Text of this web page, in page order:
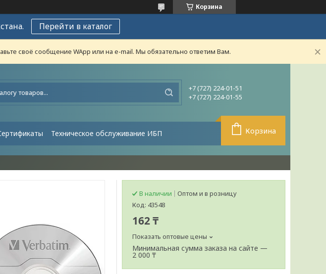
Корзина
Перейти в каталог
своё сообщение WApp или на e-mail. Мы обязательно ответим Вам.
+7 (727) 224-01-51
+7 (727) 224-01-55
Техническое обслуживание ИБП Корзина
В наличии
Оптом и в розницу
Код: 43548
162 ₸
Показать оптовые цены
Минимальная сумма заказа на сайте —
2 000 ₸